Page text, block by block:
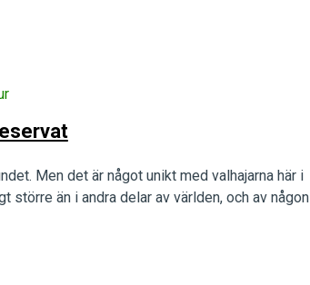
Men det är något unikt med valhajarna här i
än i andra delar av världen, och av någon